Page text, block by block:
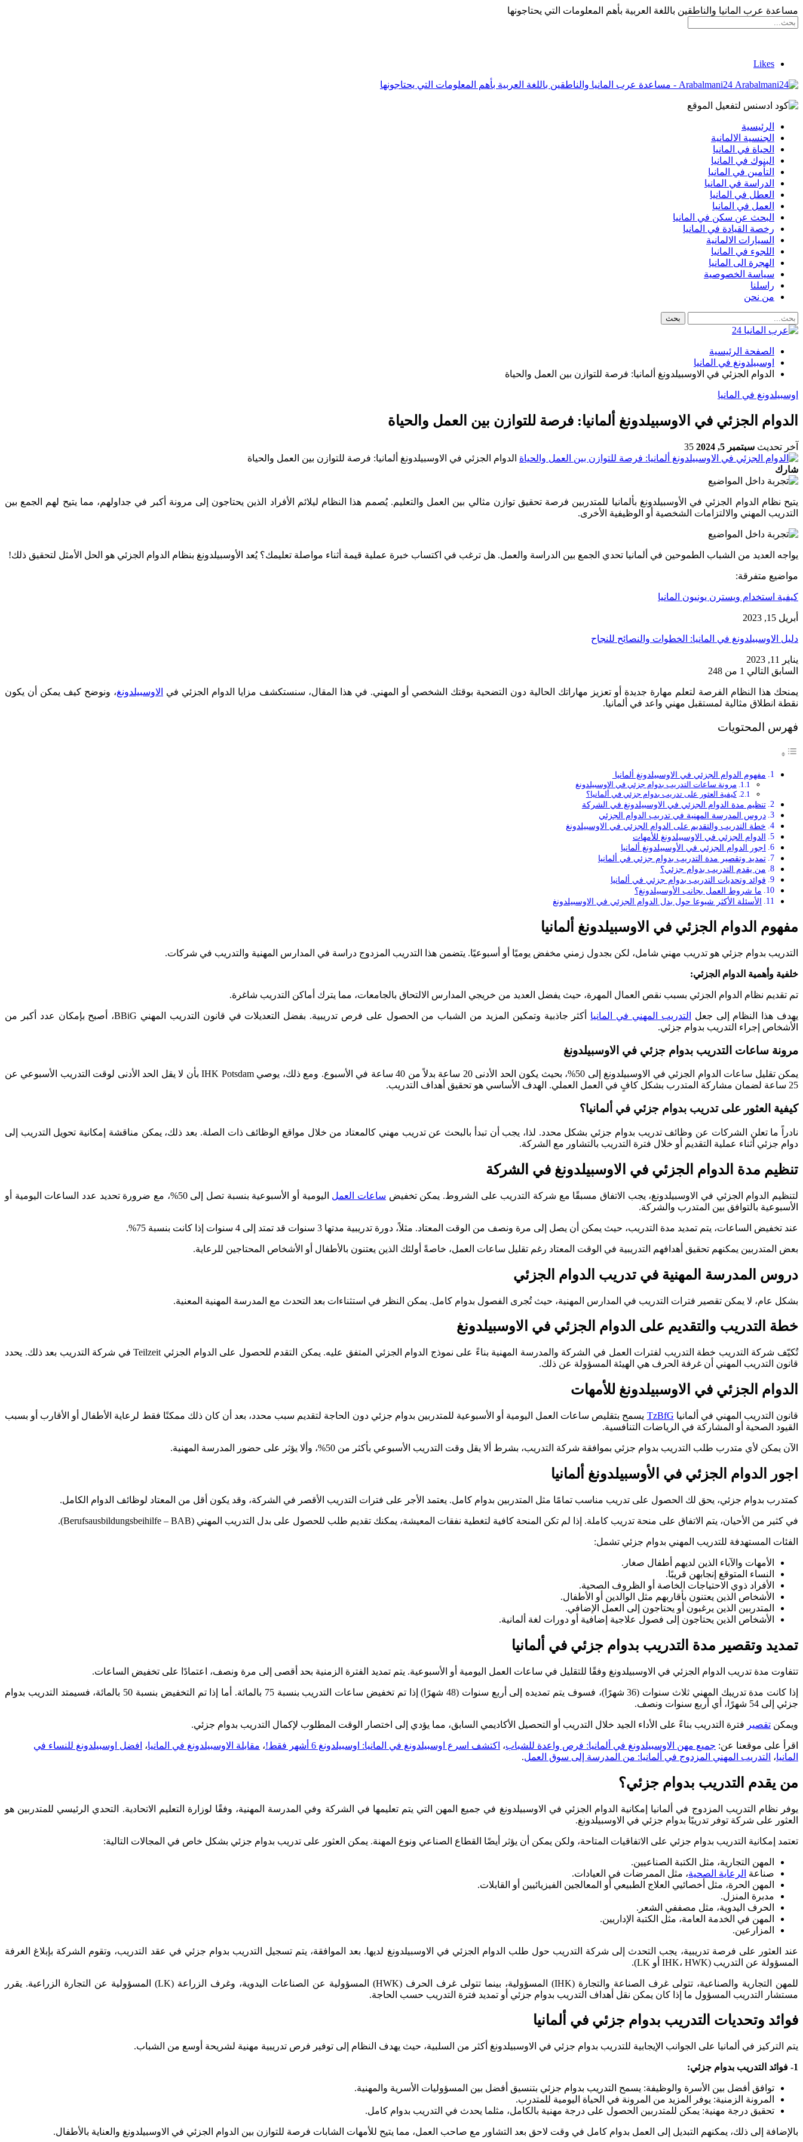
مساعدة عرب المانيا والناطقين باللغة العربية بأهم المعلومات التي يحتاجونها
Likes
Arabalmani24 - مساعدة عرب المانيا والناطقين باللغة العربية بأهم المعلومات التي يحتاجونها
الرئيسية
الجنسية الالمانية
الحياة في المانيا
البنوك في المانيا
التأمين في المانيا
الدراسة في المانيا
العطل في المانيا
العمل في المانيا
البحث عن سكن في المانيا
رخصة القيادة في المانيا
السيارات الالمانية
اللجوء في المانيا
الهجرة الى المانيا
سياسة الخصوصية
راسلنا
من نحن
الصفحة الرئيسية
اوسبيلدونغ في المانيا
الدوام الجزئي في الاوسبيلدونغ ألمانيا: فرصة للتوازن بين العمل والحياة
اوسبيلدونغ في المانيا
الدوام الجزئي في الاوسبيلدونغ ألمانيا: فرصة للتوازن بين العمل والحياة
آخر تحديث سبتمبر 5, 2024
35
الدوام الجزئي في الاوسبيلدونغ ألمانيا: فرصة للتوازن بين العمل والحياة
شارك
يتيح نظام الدوام الجزئي في الأوسبيلدونغ بألمانيا للمتدربين فرصة تحقيق توازن مثالي بين العمل والتعليم. يُصمم هذا النظام ليلائم الأفراد الذين يحتاجون إلى مرونة أكبر في جداولهم، مما يتيح لهم الجمع بين
التدريب المهني والالتزامات الشخصية أو الوظيفية الأخرى.
يواجه العديد من الشباب الطموحين في ألمانيا تحدي الجمع بين الدراسة والعمل. هل ترغب في اكتساب خبرة عملية قيمة أثناء مواصلة تعليمك؟ يُعد الأوسبيلدونغ بنظام الدوام الجزئي هو الحل الأمثل لتحقيق ذلك!
مواضيع متفرقة:
كيفية استخدام ويسترن يونيون المانيا
أبريل 15, 2023
دليل الاوسبيلدونغ في المانيا: الخطوات والنصائح للنجاح
يناير 11, 2023
السابق التالي 1 من 248
يمنحك هذا النظام الفرصة لتعلم مهارة جديدة أو تعزيز مهاراتك الحالية دون التضحية بوقتك الشخصي أو المهني. في هذا المقال، سنستكشف مزايا الدوام الجزئي في الاوسبيلدونغ، ونوضح كيف يمكن أن يكون
نقطة انطلاق مثالية لمستقبل مهني واعد في ألمانيا.
فهرس المحتويات
مفهوم الدوام الجزئي في الاوسبيلدونغ ألمانيا
مرونة ساعات التدريب بدوام جزئي في الاوسبيلدونغ
كيفية العثور على تدريب بدوام جزئي في ألمانيا؟
تنظيم مدة الدوام الجزئي في الاوسبيلدونغ في الشركة
دروس المدرسة المهنية في تدريب الدوام الجزئي
خطة التدريب والتقديم على الدوام الجزئي في الاوسبيلدونغ
الدوام الجزئي في الاوسبيلدونغ للأمهات
اجور الدوام الجزئي في الأوسبيلدونغ ألمانيا
تمديد وتقصير مدة التدريب بدوام جزئي في ألمانيا
من يقدم التدريب بدوام جزئي؟
فوائد وتحديات التدريب بدوام جزئي في ألمانيا
ما شروط العمل بجانب الأوسبيلدونغ؟
الأسئلة الأكثر شيوعا حول بدل الدوام الجزئي في الاوسبيلدونغ
مفهوم الدوام الجزئي في الاوسبيلدونغ ألمانيا
التدريب بدوام جزئي هو تدريب مهني شامل، لكن بجدول زمني مخفض يوميًا أو أسبوعيًا. يتضمن هذا التدريب المزدوج دراسة في المدارس المهنية والتدريب في شركات.
خلفية وأهمية الدوام الجزئي:
تم تقديم نظام الدوام الجزئي بسبب نقص العمال المهرة، حيث يفضل العديد من خريجي المدارس الالتحاق بالجامعات، مما يترك أماكن التدريب شاغرة.
يهدف هذا النظام إلى جعل التدريب المهني في المانيا
أكثر جاذبية وتمكين المزيد من الشباب من الحصول على فرص تدريبية. بفضل التعديلات في قانون التدريب المهني BBiG، أصبح بإمكان عدد أكبر من
الأشخاص إجراء التدريب بدوام جزئي.
مرونة ساعات التدريب بدوام جزئي في الاوسبيلدونغ
يمكن تقليل ساعات الدوام الجزئي في الاوسبيلدونغ إلى 50%، بحيث يكون الحد الأدنى 20 ساعة بدلاً من 40 ساعة في الأسبوع. ومع ذلك، يوصي IHK Potsdam بأن لا يقل الحد الأدنى لوقت التدريب الأسبوعي عن
25 ساعة لضمان مشاركة المتدرب بشكل كافٍ في العمل العملي. الهدف الأساسي هو تحقيق أهداف التدريب.
كيفية العثور على تدريب بدوام جزئي في ألمانيا؟
نادراً ما تعلن الشركات عن وظائف تدريب بدوام جزئي بشكل محدد. لذا، يجب أن تبدأ بالبحث عن تدريب مهني كالمعتاد من خلال مواقع الوظائف ذات الصلة. بعد ذلك، يمكن مناقشة إمكانية تحويل التدريب إلى
دوام جزئي أثناء عملية التقديم أو خلال فترة التدريب بالتشاور مع الشركة.
تنظيم مدة الدوام الجزئي في الاوسبيلدونغ في الشركة
لتنظيم الدوام الجزئي في الاوسبيلدونغ، يجب الاتفاق مسبقًا مع شركة التدريب على الشروط. يمكن تخفيض ساعات العمل
اليومية أو الأسبوعية بنسبة تصل إلى 50%، مع ضرورة تحديد عدد الساعات اليومية أو
الأسبوعية بالتوافق بين المتدرب والشركة.
عند تخفيض الساعات، يتم تمديد مدة التدريب، حيث يمكن أن يصل إلى مرة ونصف من الوقت المعتاد. مثلاً، دورة تدريبية مدتها 3 سنوات قد تمتد إلى 4 سنوات إذا كانت بنسبة 75%.
بعض المتدربين يمكنهم تحقيق أهدافهم التدريبية في الوقت المعتاد رغم تقليل ساعات العمل، خاصةً أولئك الذين يعتنون بالأطفال أو الأشخاص المحتاجين للرعاية.
دروس المدرسة المهنية في تدريب الدوام الجزئي
بشكل عام، لا يمكن تقصير فترات التدريب في المدارس المهنية، حيث تُجرى الفصول بدوام كامل. يمكن النظر في استثناءات بعد التحدث مع المدرسة المهنية المعنية.
خطة التدريب والتقديم على الدوام الجزئي في الاوسبيلدونغ
تُكيّف شركة التدريب خطة التدريب لفترات العمل في الشركة والمدرسة المهنية بناءً على نموذج الدوام الجزئي المتفق عليه. يمكن التقدم للحصول على الدوام الجزئي Teilzeit في شركة التدريب بعد ذلك. يحدد
قانون التدريب المهني أن غرفة الحرف هي الهيئة المسؤولة عن ذلك.
الدوام الجزئي في الاوسبيلدونغ للأمهات
قانون التدريب المهني في ألمانيا TzBfG يسمح بتقليص ساعات العمل اليومية أو الأسبوعية للمتدربين بدوام جزئي دون الحاجة لتقديم سبب محدد، بعد أن كان ذلك ممكنًا فقط لرعاية الأطفال أو الأقارب أو بسبب
القيود الصحية أو المشاركة في الرياضات التنافسية.
الآن يمكن لأي متدرب طلب التدريب بدوام جزئي بموافقة شركة التدريب، بشرط ألا يقل وقت التدريب الأسبوعي بأكثر من 50%، وألا يؤثر على حضور المدرسة المهنية.
اجور الدوام الجزئي في الأوسبيلدونغ ألمانيا
كمتدرب بدوام جزئي، يحق لك الحصول على تدريب مناسب تمامًا مثل المتدربين بدوام كامل. يعتمد الأجر على فترات التدريب الأقصر في الشركة، وقد يكون أقل من المعتاد لوظائف الدوام الكامل.
في كثير من الأحيان، يتم الاتفاق على منحة تدريب كاملة. إذا لم تكن المنحة كافية لتغطية نفقات المعيشة، يمكنك تقديم طلب للحصول على بدل التدريب المهني (Berufsausbildungsbeihilfe – BAB).
الفئات المستهدفة للتدريب المهني بدوام جزئي تشمل:
الأمهات والآباء الذين لديهم أطفال صغار.
النساء المتوقع إنجابهن قريبًا.
الأفراد ذوي الاحتياجات الخاصة أو الظروف الصحية.
الأشخاص الذين يعتنون بأقاربهم مثل الوالدين أو الأطفال.
المتدربين الذين يرغبون أو يحتاجون إلى العمل الإضافي.
الأشخاص الذين يحتاجون إلى فصول علاجية إضافية أو دورات لغة ألمانية.
تمديد وتقصير مدة التدريب بدوام جزئي في ألمانيا
تتفاوت مدة تدريب الدوام الجزئي في الاوسبيلدونغ وفقًا للتقليل في ساعات العمل اليومية أو الأسبوعية. يتم تمديد الفترة الزمنية بحد أقصى إلى مرة ونصف، اعتمادًا على تخفيض الساعات.
إذا كانت مدة تدريبك المهني ثلاث سنوات (36 شهرًا)، فسوف يتم تمديده إلى أربع سنوات (48 شهرًا) إذا تم تخفيض ساعات التدريب بنسبة 75 بالمائة. أما إذا تم التخفيض بنسبة 50 بالمائة، فسيمتد التدريب بدوام
جزئي إلى 54 شهرًا، أي أربع سنوات ونصف.
ويمكن تقصير فترة التدريب بناءً على الأداء الجيد خلال التدريب أو التحصيل الأكاديمي السابق، مما يؤدي إلى اختصار الوقت المطلوب لإكمال التدريب بدوام جزئي.
اقرأ على موقعنا عن: جميع مهن الاوسبيلدونغ في ألمانيا: فرص واعدة للشباب، اكتشف اسرع اوسبيلدونغ في المانيا: اوسبيلدونغ 6 أشهر فقط! ، مقابلة الاوسبيلدونغ في المانيا، افضل اوسبيلدونغ للنساء في
المانيا، التدريب المهني المزدوج في ألمانيا: من المدرسة إلى سوق العمل.
من يقدم التدريب بدوام جزئي؟
يوفر نظام التدريب المزدوج في ألمانيا إمكانية الدوام الجزئي في الاوسبيلدونغ في جميع المهن التي يتم تعليمها في الشركة وفي المدرسة المهنية، وفقًا لوزارة التعليم الاتحادية. التحدي الرئيسي للمتدربين هو
العثور على شركة توفر تدريبًا بدوام جزئي في الاوسبيلدونغ.
تعتمد إمكانية التدريب بدوام جزئي على الاتفاقيات المتاحة، ولكن يمكن أن يؤثر أيضًا القطاع الصناعي ونوع المهنة. يمكن العثور على تدريب بدوام جزئي بشكل خاص في المجالات التالية:
المهن التجارية، مثل الكتبة الصناعيين.
صناعة الرعاية الصحية، مثل الممرضات في العيادات.
المهن الحرة، مثل أخصائيي العلاج الطبيعي أو المعالجين الفيزيائيين أو القابلات.
مدبرة المنزل.
الحرف اليدوية، مثل مصففي الشعر.
المهن في الخدمة العامة، مثل الكتبة الإداريين.
المزارعين.
عند العثور على فرصة تدريبية، يجب التحدث إلى شركة التدريب حول طلب الدوام الجزئي في الاوسبيلدونغ لديها. بعد الموافقة، يتم تسجيل التدريب بدوام جزئي في عقد التدريب، وتقوم الشركة بإبلاغ الغرفة
المسؤولة عن التدريب (IHK، HWK أو LK).
للمهن التجارية والصناعية، تتولى غرف الصناعة والتجارة (IHK) المسؤولية، بينما تتولى غرف الحرف (HWK) المسؤولية عن الصناعات اليدوية، وغرف الزراعة (LK) المسؤولية عن التجارة الزراعية. يقرر
مستشار التدريب المسؤول ما إذا كان يمكن نقل أهداف التدريب بدوام جزئي أو تمديد فترة التدريب حسب الحاجة.
فوائد وتحديات التدريب بدوام جزئي في ألمانيا
يتم التركيز في ألمانيا على الجوانب الإيجابية للتدريب بدوام جزئي في الاوسبيلدونغ أكثر من السلبية، حيث يهدف النظام إلى توفير فرص تدريبية مهنية لشريحة أوسع من الشباب.
1- فوائد التدريب بدوام جزئي:
توافق أفضل بين الأسرة والوظيفة: يسمح التدريب بدوام جزئي بتنسيق أفضل بين المسؤوليات الأسرية والمهنية.
المرونة الزمنية: يوفر المزيد من المرونة في الحياة اليومية للمتدرب.
تحقيق درجة مهنية: يمكن للمتدربين الحصول على درجة مهنية بالكامل، مثلما يحدث في التدريب بدوام كامل.
بالإضافة إلى ذلك، يمكنهم التبديل إلى العمل بدوام كامل في وقت لاحق بعد التشاور مع صاحب العمل، مما يتيح للأمهات الشابات فرصة للتوازن بين الدوام الجزئي في الاوسبيلدونغ والعناية بالأطفال.